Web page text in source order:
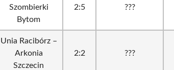
Szombierki
Bytom
2:5 ???
Unia Racibórz –
Arkonia
Szczecin
2:2 ???